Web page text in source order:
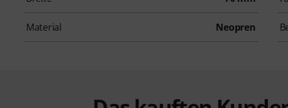
Material Neopren